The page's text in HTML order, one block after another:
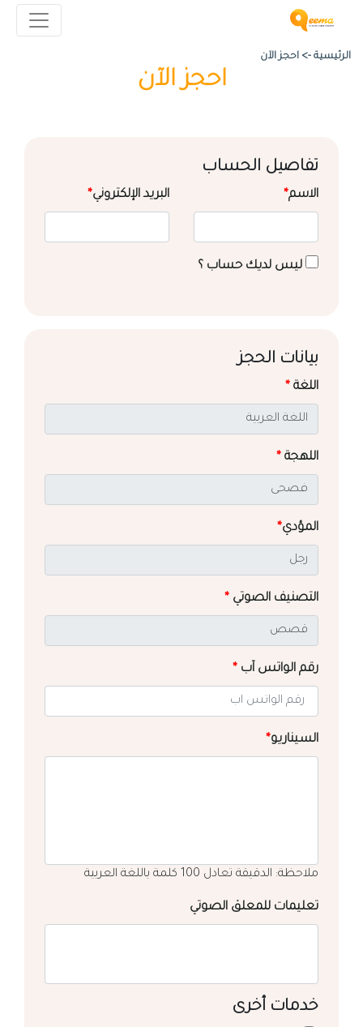
الرئيسية -> احجز الآن
احجز الآن
تفاصيل الحساب
الاسم* البريد الإلكتروني*
ليس لديك حساب ؟
بيانات الحجز
اللغة *
اللهجة *
المؤدي*
التصنيف الصوتي *
رقم الواتس آب *
السيناريو*
ملاحظة: الدقيقة تعادل 100 كلمة باللغة العربية
تعليمات للمعلق الصوتي
خدمات أخرى